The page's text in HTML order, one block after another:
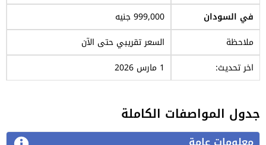
في السودان
999,000 جنيه
ملاحظة
السعر تقريبي حتى الآن
اخر تحديث:
1 مارس 2026
جدول المواصفات الكاملة